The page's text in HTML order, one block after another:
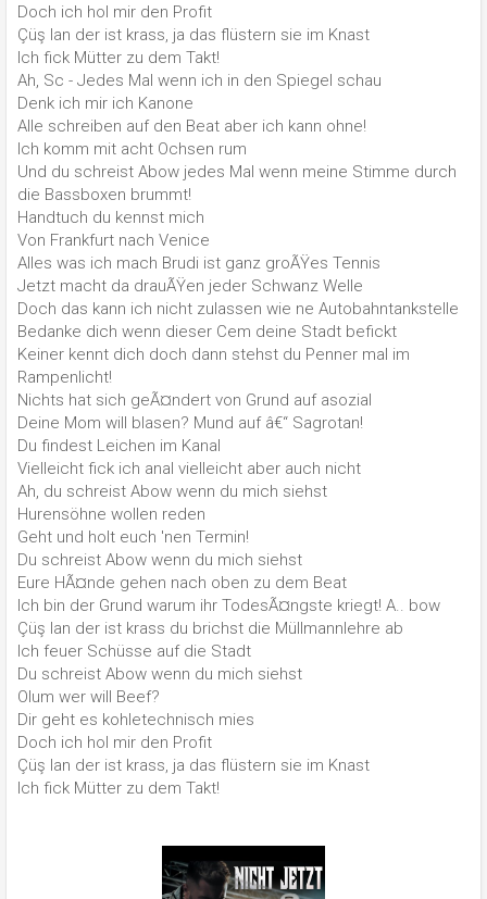
Doch ich hol mir den Profit
Çüş lan der ist krass, ja das flüstern sie im Knast
Ich fick Mütter zu dem Takt!
Ah, Sc - Jedes Mal wenn ich in den Spiegel schau
Denk ich mir ich Kanone
Alle schreiben auf den Beat aber ich kann ohne!
Ich komm mit acht Ochsen rum
Und du schreist Abow jedes Mal wenn meine Stimme durch
die Bassboxen brummt!
Handtuch du kennst mich
Von Frankfurt nach Venice
Alles was ich mach Brudi ist ganz groÃŸes Tennis
Jetzt macht da drauÃŸen jeder Schwanz Welle
Doch das kann ich nicht zulassen wie ne Autobahntankstelle
Bedanke dich wenn dieser Cem deine Stadt befickt
Keiner kennt dich doch dann stehst du Penner mal im
Rampenlicht!
Nichts hat sich geÃ¤ndert von Grund auf asozial
Deine Mom will blasen? Mund auf â€“ Sagrotan!
Du findest Leichen im Kanal
Vielleicht fick ich anal vielleicht aber auch nicht
Ah, du schreist Abow wenn du mich siehst
Hurensöhne wollen reden
Geht und holt euch 'nen Termin!
Du schreist Abow wenn du mich siehst
Eure HÃ¤nde gehen nach oben zu dem Beat
Ich bin der Grund warum ihr TodesÃ¤ngste kriegt! A.. bow
Çüş lan der ist krass du brichst die Müllmannlehre ab
Ich feuer Schüsse auf die Stadt
Du schreist Abow wenn du mich siehst
Olum wer will Beef?
Dir geht es kohletechnisch mies
Doch ich hol mir den Profit
Çüş lan der ist krass, ja das flüstern sie im Knast
Ich fick Mütter zu dem Takt!